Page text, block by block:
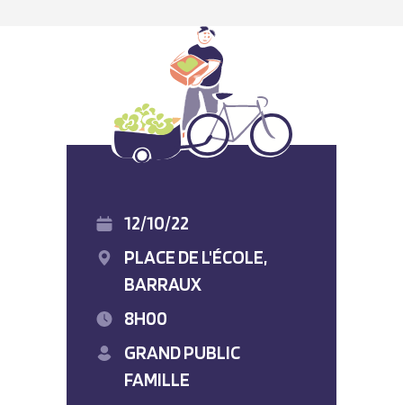
12/10/22
PLACE DE L'ÉCOLE,
BARRAUX
8H00
GRAND PUBLIC
FAMILLE